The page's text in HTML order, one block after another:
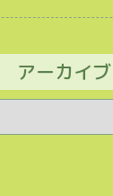
アーカイブ